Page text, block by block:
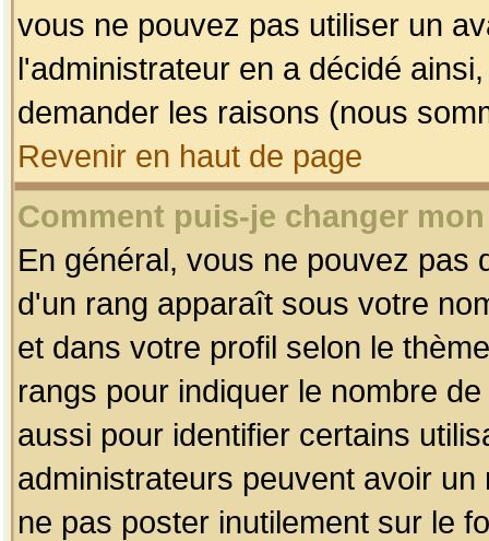
vous ne pouvez pas utiliser un
l'administrateur en a décidé
demander les raisons (nous
Revenir en haut de page
Comment puis-je changer
En général, vous ne pouvez pas
d'un rang apparaît sous votre
et dans votre profil selon le
rangs pour indiquer le nombre
aussi pour identifier certains
administrateurs peuvent avoir
ne pas poster inutilement sur le